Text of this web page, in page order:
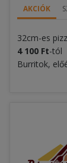
AKCIÓK
32cm-es
4100 Ft-tól
Burritok,